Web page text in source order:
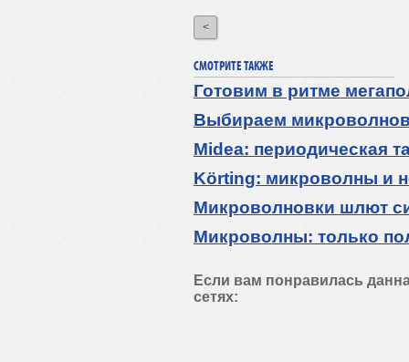
<
СМОТРИТЕ ТАКЖЕ
Готовим в ритме
Выбираем
Midea: периодическая
Körting: микроволны и
Микроволновки шлют
Микроволны: только
Если вам понравилась
сетях: